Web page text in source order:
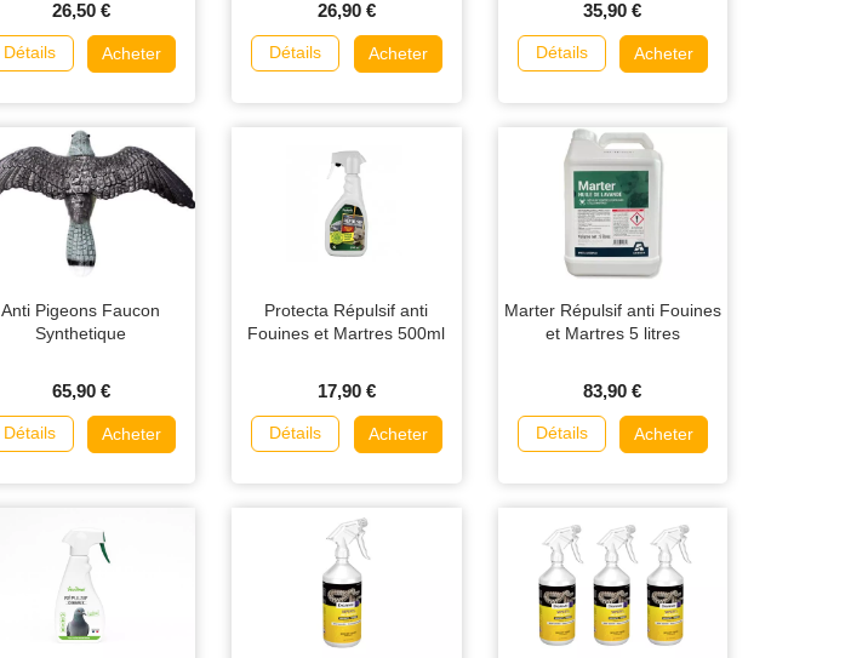
26,50 €
Détails Acheter
26,90 €
Détails Acheter
35,90 €
Détails Acheter
Anti Pigeons Faucon
Synthetique
65,90 €
Détails Acheter
Protecta Répulsif anti
Fouines et Martres 500ml
17,90 €
Détails Acheter
Marter Répulsif anti Fouines
et Martres 5 litres
83,90 €
Détails Acheter